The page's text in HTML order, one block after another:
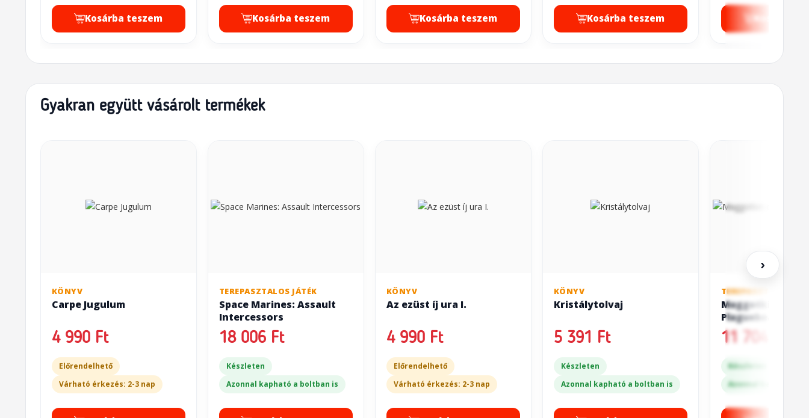
Kosárba teszem Kosárba teszem Kosárba teszem Kosárba teszem
Gyakran együtt vásárolt termékek
KÖNYV
Carpe Jugulum
4 990 Ft
Előrendelhető
Várható érkezés: 2-3 nap
TEREPASZTALOS JÁTÉK
Space Marines: Assault
Intercessors
18 006 Ft
Készleten
Azonnal kapható a boltban is
KÖNYV
Az ezüst íj ura I.
4 990 Ft
Előrendelhető
Várható érkezés: 2-3 nap
KÖNYV
Kristálytolvaj
5 391 Ft
Készleten
Azonnal kapható a boltban is
TEREPASZTALOS
Maggotkin of
Plaguebearers
11 704 Ft
Készleten
Azonnal kapható a
›